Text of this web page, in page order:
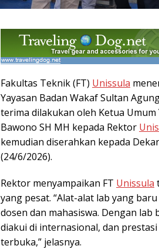
Fakultas Teknik (FT) Unissula
Yayasan Badan Wakaf Sultan
terima dilakukan oleh Ketua
Bawono SH MH kepada Rektor
kemudian diserahkan kepada
(24/6/2026).
Rektor menyampaikan FT Unissula
yang pesat. “Alat-alat lab yang
dosen dan mahasiswa. Dengan
diakui di internasional, dan
terbuka,” jelasnya.